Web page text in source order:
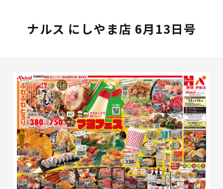
ナルス にしやま店 6月13日号